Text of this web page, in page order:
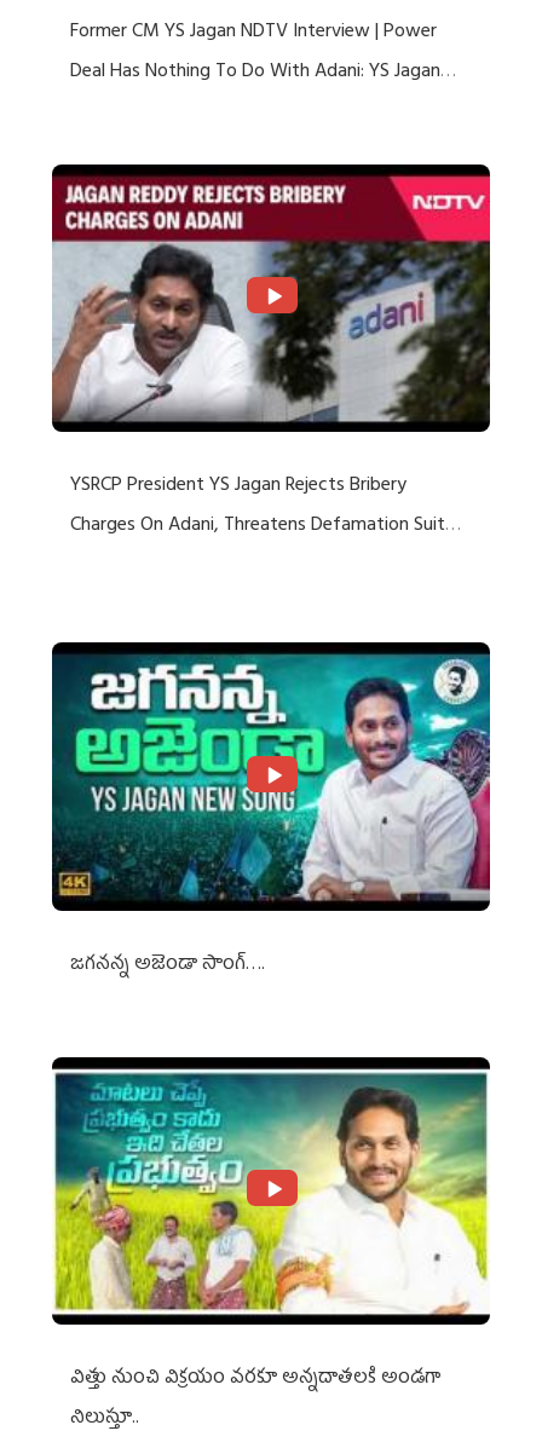
Former CM YS Jagan NDTV Interview | Power
Deal Has Nothing To Do With Adani: YS Jagan
YSRCP President YS Jagan Rejects Bribery
Charges On Adani, Threatens Defamation Suit
జగనన్న అజెండా సాంగ్….
విత్తు నుంచి విక్రయం వరకూ అన్నదాతలకి అండగా
నిలుస్తూ..